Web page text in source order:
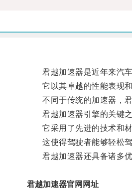
君越加速器是近年来汽车
它以其卓越的性能表现和
不同于传统的加速器，君
君越加速器引擎的关键之
它采用了先进的技术和材
这使得驾驶者能够轻松驾
君越加速器还具备诸多优
君越加速器官网网址